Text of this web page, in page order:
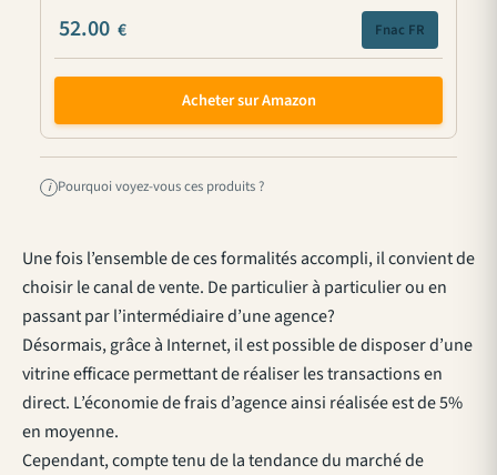
52.00 € Fnac FR
Acheter sur Amazon
i Pourquoi voyez-vous ces produits ?
Une fois l’ensemble de ces formalités accompli, il convient de
choisir le canal de vente. De particulier à particulier ou en
passant par l’intermédiaire d’une agence?
Désormais, grâce à Internet, il est possible de disposer d’une
vitrine efficace permettant de réaliser les transactions en
direct. L’économie de frais d’agence ainsi réalisée est de 5%
en moyenne.
Cependant, compte tenu de la tendance du marché de